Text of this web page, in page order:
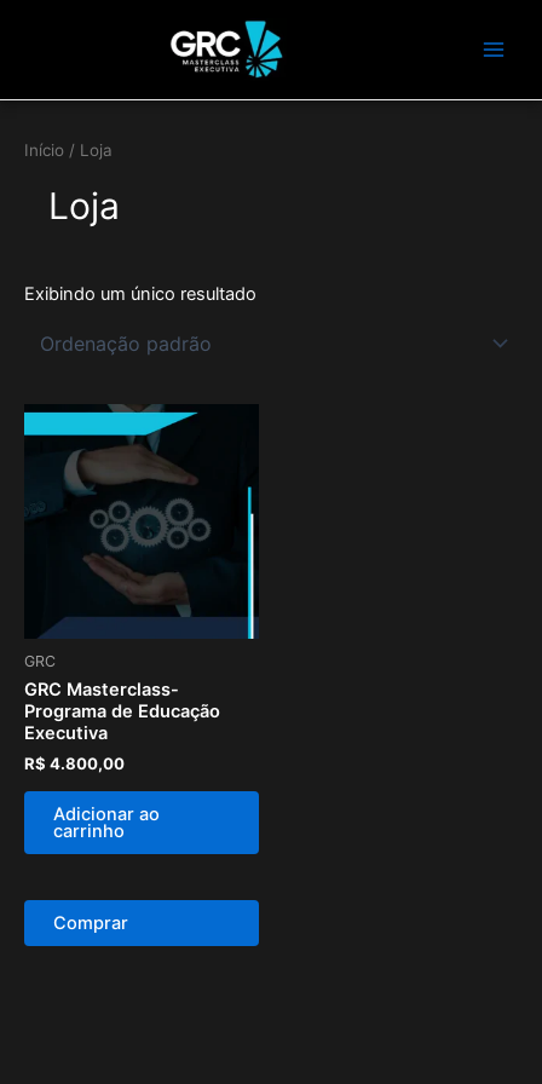
conteúdo
Início / Loja
Loja
Exibindo um único resultado
GRC
GRC Masterclass-
Programa de Educação
Executiva
R$ 4.800,00
Adicionar ao
carrinho
Comprar